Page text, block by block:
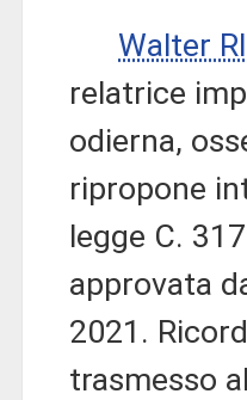
Walter
relatrice
odierna,
ripropone
legge C.
approvata
2021.
trasmesso